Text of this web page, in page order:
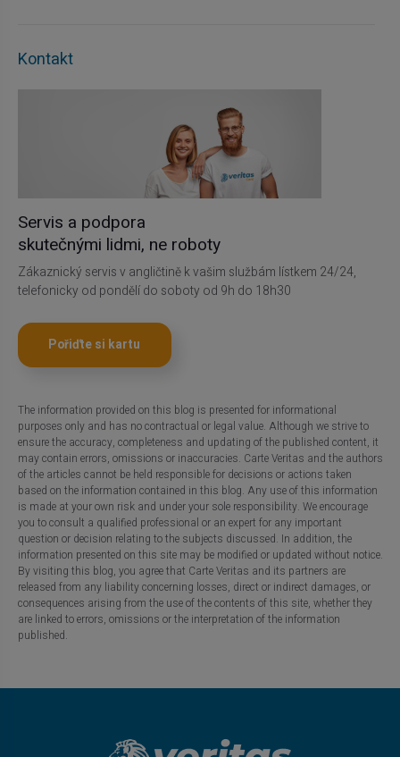
Kontakt
Servis a podpora
skutečnými lidmi, ne roboty
Zákaznický servis v angličtině k vašim službám lístkem 24/24,
telefonicky od pondělí do soboty od 9h do 18h30
Pořiďte si kartu
The information provided on this blog is presented for informational
purposes only and has no contractual or legal value. Although we strive to
ensure the accuracy, completeness and updating of the published content, it
may contain errors, omissions or inaccuracies. Carte Veritas and the authors
of the articles cannot be held responsible for decisions or actions taken
based on the information contained in this blog. Any use of this information
is made at your own risk and under your sole responsibility. We encourage
you to consult a qualified professional or an expert for any important
question or decision relating to the subjects discussed. In addition, the
information presented on this site may be modified or updated without notice.
By visiting this blog, you agree that Carte Veritas and its partners are
released from any liability concerning losses, direct or indirect damages, or
consequences arising from the use of the contents of this site, whether they
are linked to errors, omissions or the interpretation of the information
published.